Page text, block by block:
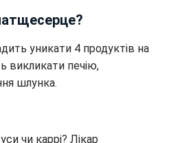
уникати 4 продуктів на
викликати печію,
шлунка.
чи каррі? Лікар